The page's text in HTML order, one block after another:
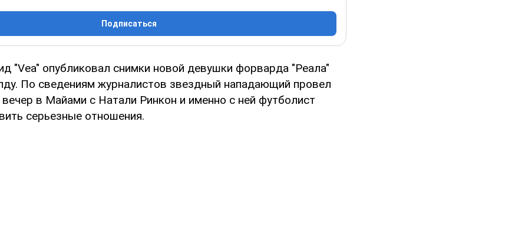
Подписаться
"Vea" опубликовал снимки новой девушки форварда "Реала"
По сведениям журналистов звездный нападающий провел
в Майами с Натали Ринкон и именно с ней футболист
серьезные отношения.